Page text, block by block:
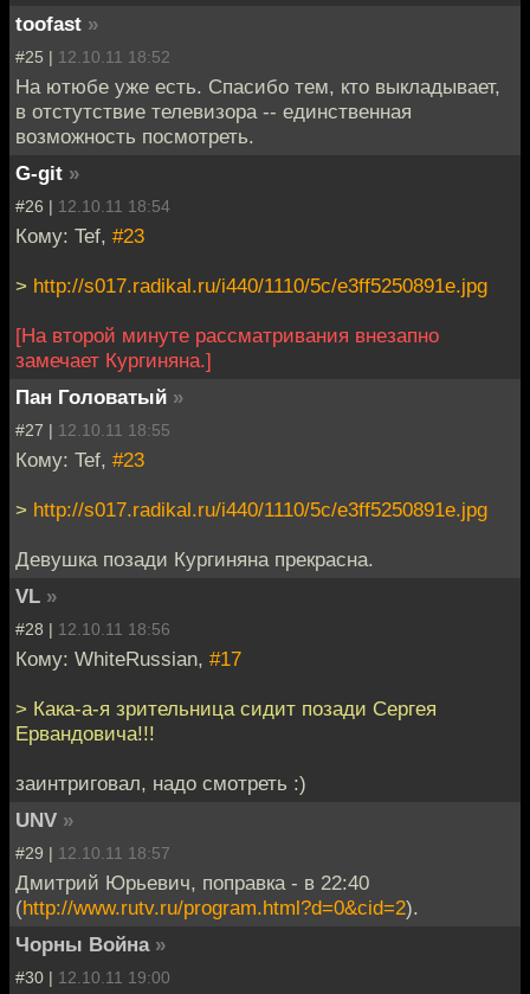
toofast »
#25 | 12.10.11 18:52
На ютюбе уже есть. Спасибо тем, кто выкладывает,
в отстутствие телевизора -- единственная
возможность посмотреть.
G-git »
#26 | 12.10.11 18:54
Кому: Tef, #23
> http://s017.radikal.ru/i440/1110/5c/e3ff5250891e.jpg
[На второй минуте рассматривания внезапно
замечает Кургиняна.]
Пан Головатый »
#27 | 12.10.11 18:55
Кому: Tef, #23
> http://s017.radikal.ru/i440/1110/5c/e3ff5250891e.jpg
Девушка позади Кургиняна прекрасна.
VL »
#28 | 12.10.11 18:56
Кому: WhiteRussian, #17
> Кака-а-я зрительница сидит позади Сергея
Ервандовича!!!
заинтриговал, надо смотреть :)
UNV »
#29 | 12.10.11 18:57
Дмитрий Юрьевич, поправка - в 22:40
(http://www.rutv.ru/program.html?d=0&cid=2).
Чорны Война »
#30 | 12.10.11 19:00